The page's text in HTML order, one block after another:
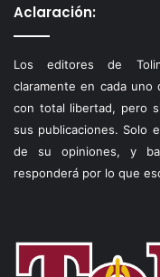
Aclaración:
Los editores de
claramente en cada uno
con total libertad, pero
sus publicaciones. Solo
de su opiniones, y
responderá por lo que